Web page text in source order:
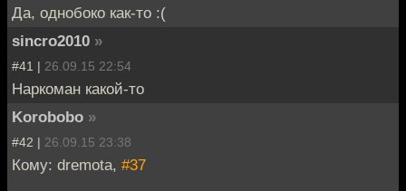
Да, однобоко как-то :(
sincro2010 »
#41 | 26.09.15 22:54
Наркоман какой-то
Korobobo »
#42 | 26.09.15 23:38
Кому: dremota, #37